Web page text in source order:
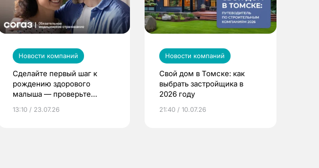
Новости компаний
Сделайте первый шаг к
рождению здорового
малыша — проверьте
по ОМС!
13:10 / 23.07.26
Новости компаний
Свой дом в Томске: как
выбрать застройщика в
2026 году
21:40 / 10.07.26